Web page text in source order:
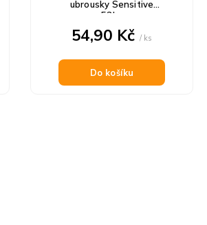
ubrousky Sensitive
52ks
54,90 Kč/ ks
Do košíku